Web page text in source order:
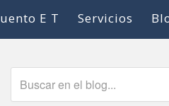
Servicios
E T